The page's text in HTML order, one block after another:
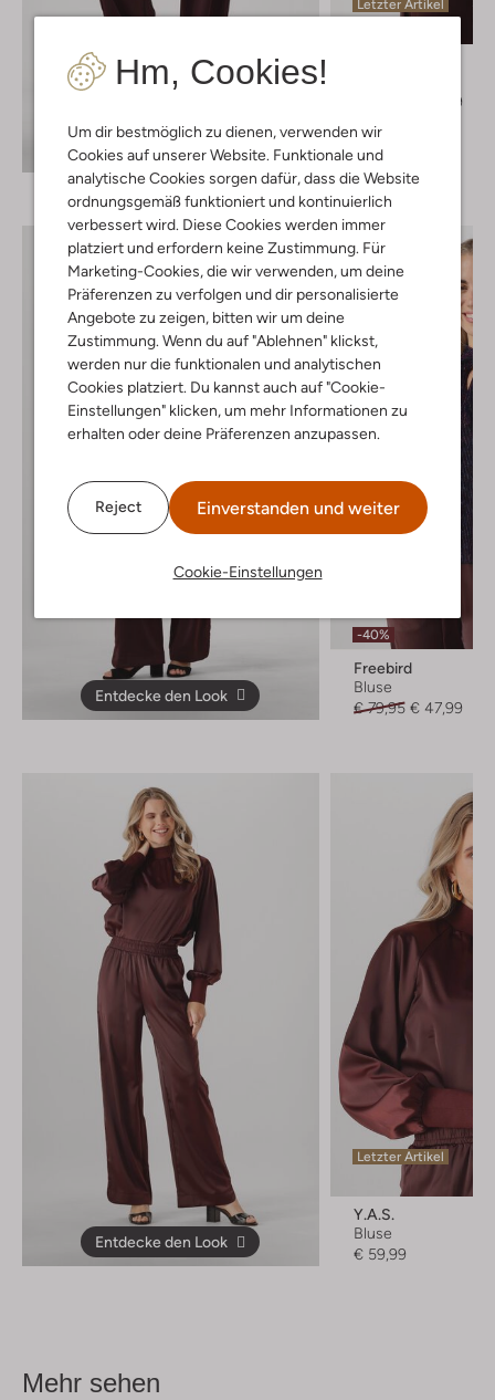
Hm, Cookies!
Um dir bestmöglich zu dienen, verwenden wir
Cookies auf unserer Website. Funktionale und
analytische Cookies sorgen dafür, dass die Website
ordnungsgemäß funktioniert und kontinuierlich
verbessert wird. Diese Cookies werden immer
platziert und erfordern keine Zustimmung. Für
Marketing-Cookies, die wir verwenden, um deine
Präferenzen zu verfolgen und dir personalisierte
Angebote zu zeigen, bitten wir um deine
Zustimmung. Wenn du auf "Ablehnen" klickst,
werden nur die funktionalen und analytischen
Cookies platziert. Du kannst auch auf "Cookie-
Einstellungen" klicken, um mehr Informationen zu
erhalten oder deine Präferenzen anzupassen.
Reject Einverstanden und weiter
Cookie-Einstellungen
Entdecke den Look
Letzter Artikel
€ 41,99
+ mehr farben
Entdecke den Look
-40%
Freebird
Bluse
€ 79,95 € 47,99
Entdecke den Look
Letzter Artikel
Y.a.s.
Bluse
€ 59,99
Mehr sehen